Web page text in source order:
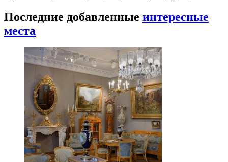
Последние добавленные интересные
места